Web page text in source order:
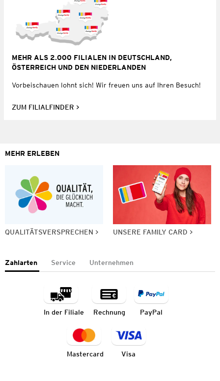
MEHR ALS 2.000 FILIALEN IN DEUTSCHLAND,
ÖSTERREICH UND DEN NIEDERLANDEN
Vorbeischauen lohnt sich! Wir freuen uns auf Ihren Besuch!
ZUM FILIALFINDER
MEHR ERLEBEN
QUALITÄTSVERSPRECHEN UNSERE FAMILY CARD
Zahlarten Service Unternehmen
In der Filiale Rechnung PayPal
Mastercard Visa